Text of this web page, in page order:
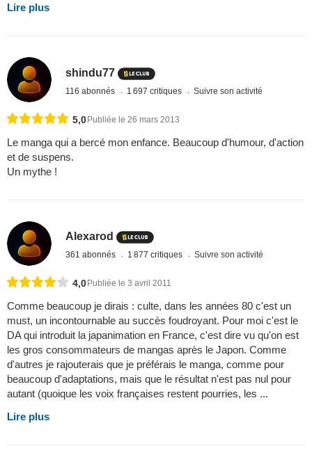
Lire plus
shindu77
116 abonnés 1 697 critiques Suivre son activité
5,0Publiée le 26 mars 2013
Le manga qui a bercé mon enfance. Beaucoup d'humour, d'action
et de suspens.
Un mythe !
Alexarod
361 abonnés 1 877 critiques Suivre son activité
4,0Publiée le 3 avril 2011
Comme beaucoup je dirais : culte, dans les années 80 c'est un
must, un incontournable au succès foudroyant. Pour moi c'est le
DA qui introduit la japanimation en France, c'est dire vu qu'on est
les gros consommateurs de mangas après le Japon. Comme
d'autres je rajouterais que je préférais le manga, comme pour
beaucoup d'adaptations, mais que le résultat n'est pas nul pour
autant (quoique les voix françaises restent pourries, les ...
Lire plus